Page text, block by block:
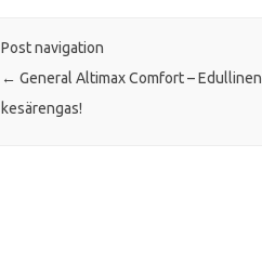
Post navigation
← General Altimax Comfort – Edullinen
kesärengas!